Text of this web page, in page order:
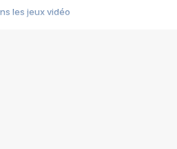
les jeux vidéo